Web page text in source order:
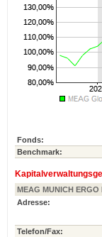
Fonds:
Benchmark:
MEAG MUNICH
Adresse:
Telefon/Fax: